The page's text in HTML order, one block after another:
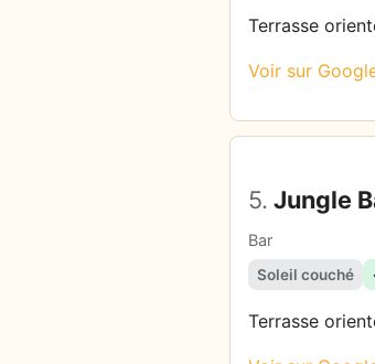
Terrasse
Voir sur
5. Jungle
Bar
Soleil couché
Terrasse